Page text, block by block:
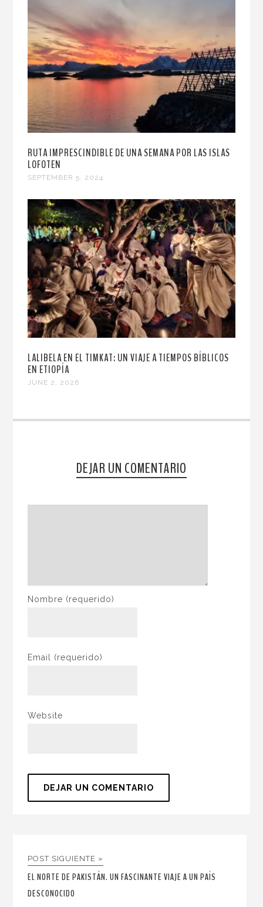
RUTA IMPRESCINDIBLE DE UNA SEMANA POR LAS ISLAS
LOFOTEN
SEPTEMBER 5, 2024
LALIBELA EN EL TIMKAT: UN VIAJE A TIEMPOS BÍBLICOS
EN ETIOPÍA
JUNE 2, 2026
DEJAR UN COMENTARIO
Nombre (requerido)
Email (requerido)
Website
POST SIGUIENTE »
EL NORTE DE PAKISTÁN. UN FASCINANTE VIAJE A UN PAÍS
DESCONOCIDO